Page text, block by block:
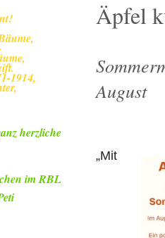
1914,
herzliche
im RBL
Äpfel
August
„Mit